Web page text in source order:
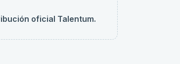
oficial Talentum.